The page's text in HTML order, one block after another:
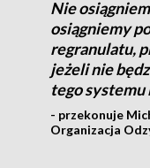
Nie
osiągniemy
regranulatu,
jeżeli nie
tego systemu
- przekonuje
Organizacja